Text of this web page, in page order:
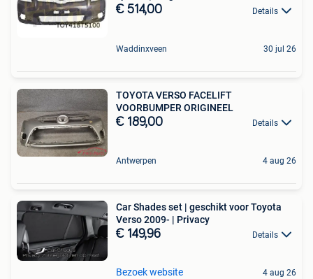
€ 514,00 Details
Waddinxveen 30 jul 26
TOYOTA VERSO FACELIFT
VOORBUMPER ORIGINEEL
€ 189,00 Details
Antwerpen 4 aug 26
Car Shades set | geschikt voor Toyota
Verso 2009- | Privacy
€ 149,96 Details
Bezoek website 4 aug 26